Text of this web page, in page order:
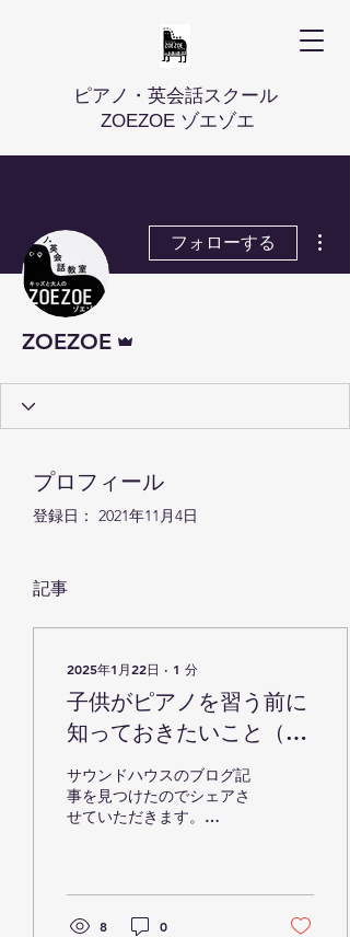
ピアノ・英会話スクール
ZOEZOE ゾエゾエ
フォローする
ZOEZOE
プロフィール
登録日： 2021年11月4日
記事
2025年1月22日 ∙ 1 分
子供がピアノを習う前に
知っておきたいこと（サ
ウンドハウスさんの記事
を見つけました）
サウンドハウスのブログ記
事を見つけたのでシェアさ
せていただきます。
8 0